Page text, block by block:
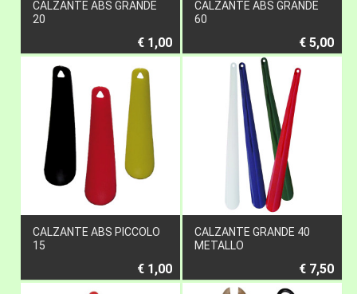
CALZANTE ABS GRANDE
20
€ 1,00
CALZANTE ABS GRANDE
60
€ 5,00
CALZANTE ABS PICCOLO
15
€ 1,00
CALZANTE GRANDE 40
METALLO
€ 7,50